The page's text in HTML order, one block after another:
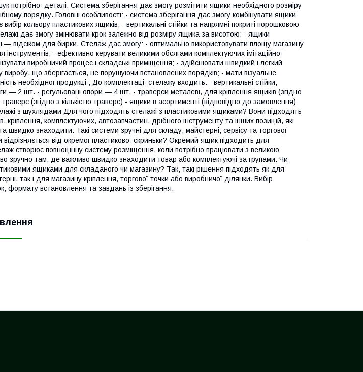
потрібної деталі. Система зберігання дає змогу розмітити ящики необхідного розміру
порядку. Головні особливості: - система зберігання дає змогу комбінувати ящики
вибір кольору пластикових ящиків; - вертикальні стійки та напрямні покриті порошковою
дає змогу змінювати крок залежно від розміру ящика за висотою; - ящики
— відсіком для бирки. Стелаж дає змогу: - оптимально використовувати площу магазину
інструментів; - ефективно керувати великими обсягами комплектуючих імітаційної
виробничий процес і складські приміщення; - здійснювати швидкий і легкий
виробу, що зберігається, не порушуючи встановлених порядків; - мати візуальне
необхідної продукції; До комплектації стелажу входить: - вертикальні стійки,
— 2 шт. - регульовані опори — 4 шт. - траверси металеві, для кріплення ящиків (згідно
(згідно з кількістю траверс) - ящики в асортименті (відповідно до замовлення)
з шухлядами Для чого підходять стелажі з пластиковими ящиками? Вони підходять
кріплення, комплектуючих, автозапчастин, дрібного інструменту та інших позицій, які
швидко знаходити. Такі системи зручні для складу, майстерні, сервісу та торгової
від окремої пластикової скриньки? Окремий ящик підходить для
створює повноцінну систему розміщення, коли потрібно працювати з великою
зручно там, де важливо швидко знаходити товар або комплектуючі за групами. Чи
ящиками для складаного чи магазину? Так, такі рішення підходять як для
так і для магазину кріплення, торгової точки або виробничої ділянки. Вибір
формату встановлення та завдань із зберігання.